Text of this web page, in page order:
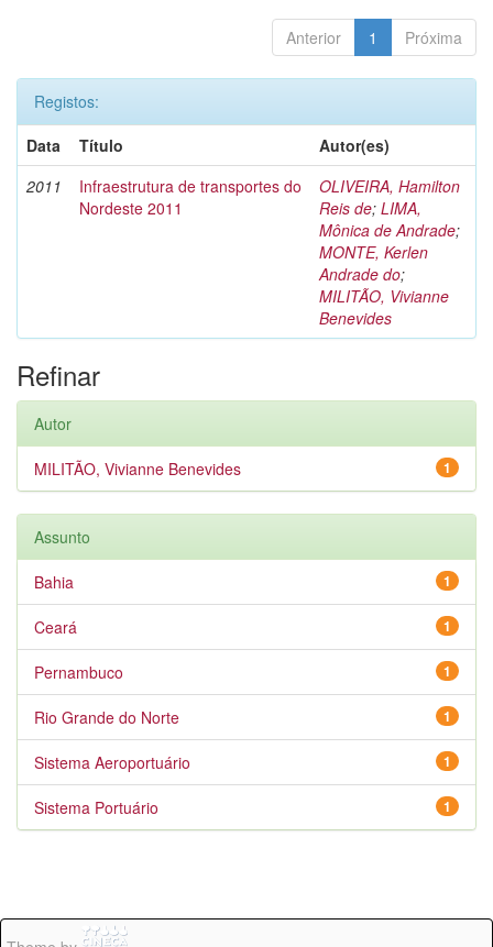
Anterior 1 Próxima
Registos:
Data
Título
Autor(es)
2011
Infraestrutura de transportes do
Nordeste 2011
OLIVEIRA, Hamilton
Reis de; LIMA,
Mônica de Andrade;
MONTE, Kerlen
Andrade do;
MILITÃO, Vivianne
Benevides
Refinar
Autor
1
MILITÃO, Vivianne Benevides
Assunto
1
Bahia
1
Ceará
1
Pernambuco
1
Rio Grande do Norte
1
Sistema Aeroportuário
1
Sistema Portuário